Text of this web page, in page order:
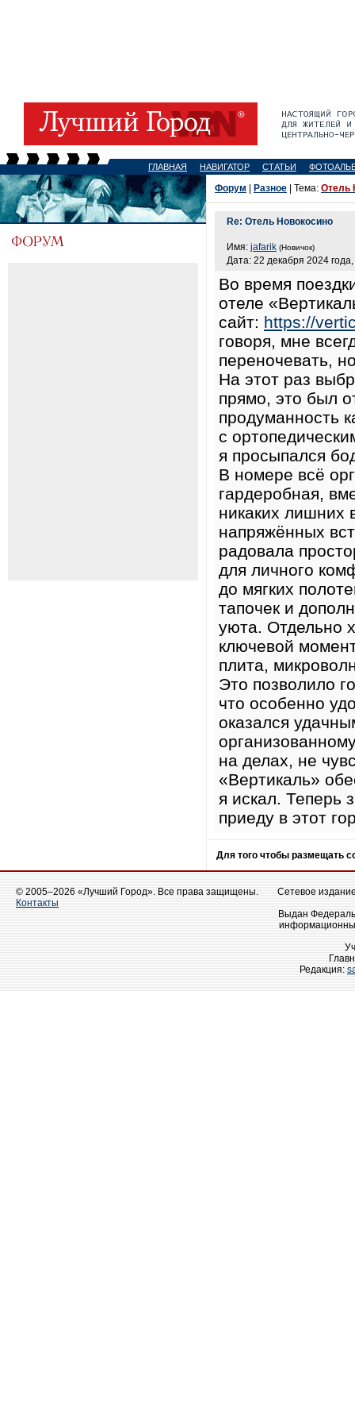
ГЛАВНАЯ НАВИГАТОР СТАТЬИ
Форум Разное | Тема: Отель
Re: Отель Новокосино
Имя: jafarik (Новичок)
Дата: 22 декабря 2024
Во время
отеле
сайт: https://
говоря, мне
переночевать,
На этот раз
прямо, это был
продуманность
с
я просыпался
В номере всё
гардеробная,
никаких лишних
напряжённых
радовала
для личного
до мягких
тапочек и
уюта. Отдельно
ключевой
плита,
Это позволило
что особенно
оказался
на делах, не
«Вертикаль»
я искал. Теперь
приеду в этот
Для того чтобы размещать
© 2005–2026 «Лучший Город». Все права защищены.
Контакты
Сетевое
Выдан
Редакция: